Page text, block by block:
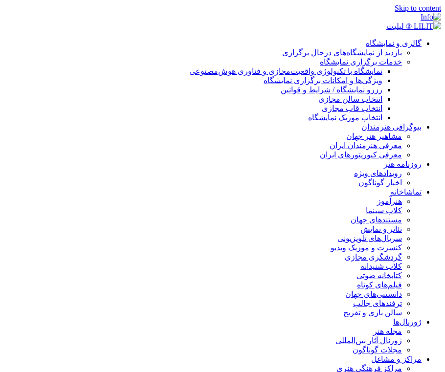
Skip to content
گالری و نمایشگاه
بازدید از نمایشگاه‌های درحال برگزاری
خدمات برگزاری نمایشگاه
نمایشگاه با تکنولوژی واقعیت‌مجازی و فناوری هوش‌مصنوعی
ویژگی‌ها و امکانات برگزاری نمایشگاه
رزرو نمایشگاه / شرایط و قوانین
انتخاب سالن مجازی
انتخاب قاب مجازی
انتخاب موزیک نمایشگاه
بیوگرافی هنرمندان
مشاهیر هنر جهان
معرفی هنرمندان ایران
معرفی کیوریتورهای ایران
روزنامه هنر
رویدادهای ویژه
اخبار گوناگون
تماشاخانه
هنرآموز
کلاب سینما
مستندهای جهان
تئاتر و نمایش
سریال‌های تلویزیونی
کنسرت و موزیک ویدیو
گردشگری مجازی
کلاب شنیدانه
کتابخانه صوتی
فیلم‌های کوتاه
دانستنی‌های جهان
ترفندهای جالب
سالن بازی و تفریح
ژورنال‌ها
مجله هنر
ژورنال آثار بین‌المللی
مجلات گوناگون
مراکز و مشاغل
مراکز فرهنگی هنری